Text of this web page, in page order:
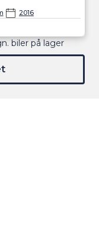
2016
biler på lager